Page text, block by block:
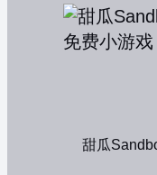
甜瓜